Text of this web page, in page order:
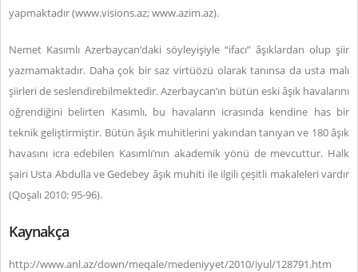
yapmaktadır (www.visions.az; www.azim.az).
Nemet Kasımlı Azerbaycan’daki söyleyişiyle “ifacı” âşıklardan olup şiir
yazmamaktadır. Daha çok bir saz virtüözü olarak tanınsa da usta malı
şiirleri de seslendirebilmektedir. Azerbaycan’ın bütün eski âşık havalarını
öğrendiğini belirten Kasımlı, bu havaların icrasında kendine has bir
teknik geliştirmiştir. Bütün âşık muhitlerini yakından tanıyan ve 180 âşık
havasını icra edebilen Kasımlı’nın akademik yönü de mevcuttur. Halk
şairi Usta Abdulla ve Gedebey âşık muhiti ile ilgili çeşitli makaleleri vardır
(Qoşalı 2010: 95-96).
Kaynakça
http://www.anl.az/down/meqale/medeniyyet/2010/iyul/128791.htm